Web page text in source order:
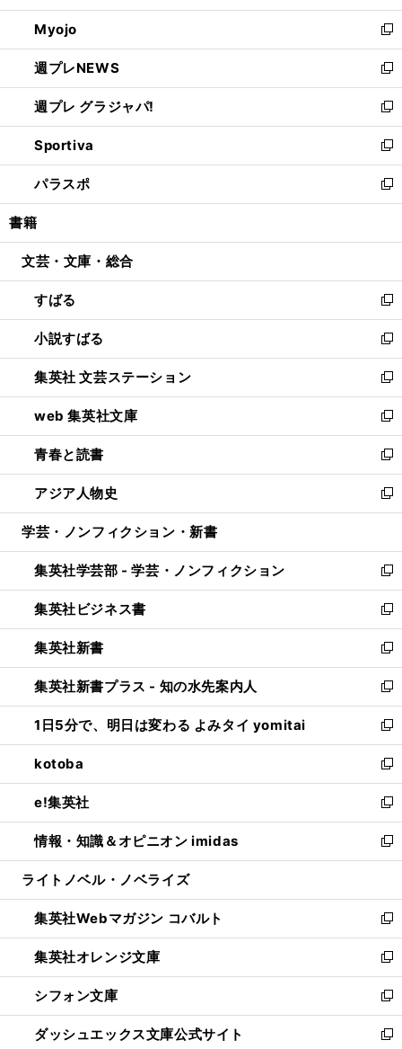
開
く
ウ
で
開
く
ン
ド
ウ
で
開
く
ウ
ィ
ン
ド
ウ
で
開
く
Myojo
新
し
い
ウ
ィ
ン
ド
ウ
で
開
週プレNEWS
新
し
い
ウ
ィ
ン
ド
ウ
開
週プレ グラジャパ!
新
し
い
ウ
ィ
ン
ウ
開
く
Sportiva
新
し
い
ウ
ン
ウ
で
開
く
パラスポ
新
し
ウ
ン
ド
ウ
で
開
く
書籍
文芸・文庫・総合
すばる
新
し
い
ウ
ィ
ン
ド
ウ
で
開
く
小説すばる
新
し
い
ウ
ィ
ン
ド
ウ
で
開
集英社 文芸ステーション
新
し
い
ウ
ィ
ン
ド
ウ
開
く
web 集英社文庫
新
し
い
ウ
ィ
ン
ウ
で
開
く
青春と読書
新
し
い
ウ
ン
ド
ウ
で
開
く
アジア人物史
新
し
ウ
ィ
ン
ド
ウ
で
開
く
学芸・ノンフィクション・新書
集英社学芸部 - 学芸・ノンフィクション
新
し
い
ウ
ィ
ン
ド
ウ
で
開
く
集英社ビジネス書
新
し
い
ウ
ィ
ン
ド
ウ
で
開
く
集英社新書
新
し
い
ウ
ィ
ン
ド
ウ
で
開
く
集英社新書プラス - 知の水先案内人
新
し
い
ウ
ィ
ン
ド
ウ
で
開
1日5分で、明日は変わる よみタイ yomitai
新
し
い
ウ
ィ
ン
ド
ウ
開
く
kotoba
新
し
い
ウ
ィ
ン
ウ
で
開
く
e!集英社
新
し
い
ウ
ン
ド
ウ
で
開
く
情報・知識＆オピニオン imidas
新
し
ウ
ィ
ン
ド
ウ
で
開
く
ライトノベル・ノベライズ
集英社Webマガジン コバルト
新
し
い
ウ
ィ
ン
ド
集英社オレンジ文庫
新
し
い
ウ
ィ
シフォン文庫
新
し
い
ダッシュエックス文庫公式サイト
新